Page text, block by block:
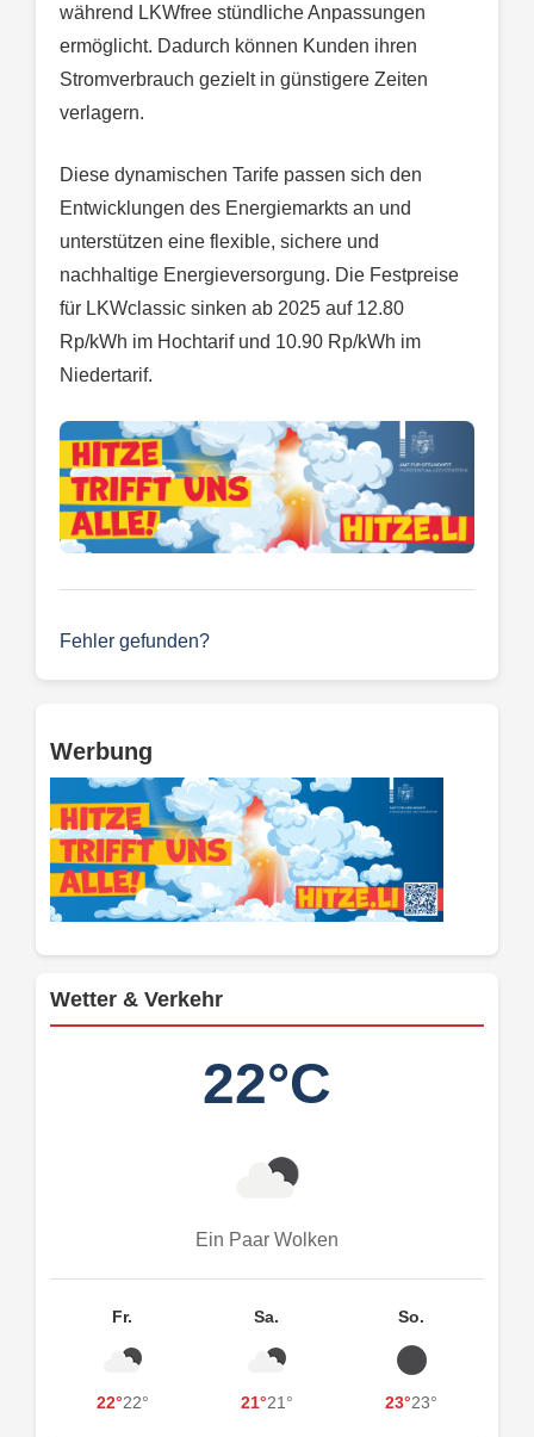
während LKWfree stündliche Anpassungen
ermöglicht. Dadurch können Kunden ihren
Stromverbrauch gezielt in günstigere Zeiten
verlagern.
Diese dynamischen Tarife passen sich den
Entwicklungen des Energiemarkts an und
unterstützen eine flexible, sichere und
nachhaltige Energieversorgung. Die Festpreise
für LKWclassic sinken ab 2025 auf 12.80
Rp/kWh im Hochtarif und 10.90 Rp/kWh im
Niedertarif.
Fehler gefunden?
Werbung
Wetter & Verkehr
22°C
Ein Paar Wolken
Fr.
22°22°
Sa.
21°21°
So.
23°23°